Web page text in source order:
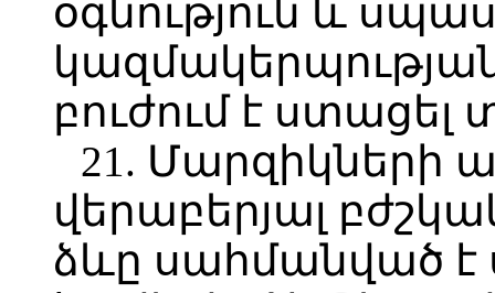
օգնություն և
բուժում է ստացել
21. Մարզիկների
վերաբերյալ
ձևը սահմանված է